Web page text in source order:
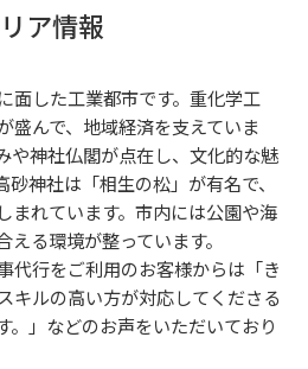
ア情報
面した工業都市です。重化学工
盛んで、地域経済を支えていま
や神社仏閣が点在し、文化的な魅
神社は「相生の松」が有名で、
まれています。市内には公園や海
る環境が整っています。
代行をご利用のお客様からは「き
キルの高い方が対応してくださる
。」などのお声をいただいており